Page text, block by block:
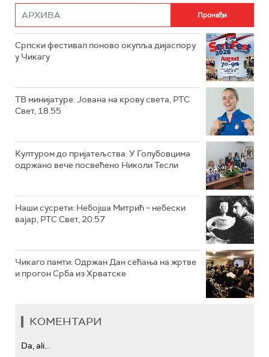
Српски фестивал поново окупља дијаспору
у Чикагу
ТВ минијатуре: Јована на крову света, РТС
Свет, 18.55
Културом до пријатељства: У Голубовцима
одржано вече посвећено Николи Тесли
Наши сусрети: Небојша Митрић – небески
вајар, РТС Свет, 20.57
Чикаго памти: Одржан Дан сећања на жртве
и прогон Срба из Хрватске
КОМЕНТАРИ
Da, ali...